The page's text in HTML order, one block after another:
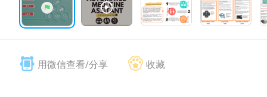
用微信查看/分享 收藏